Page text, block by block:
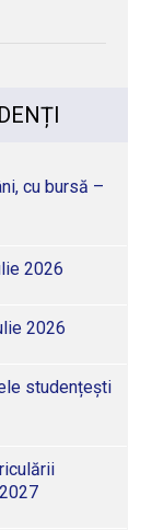
cu bursă –
2026
2026
studențești